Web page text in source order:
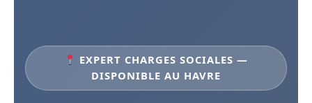
EXPERT CHARGES SOCIALES —
DISPONIBLE AU HAVRE